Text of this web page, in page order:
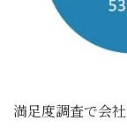
満足度調査で会